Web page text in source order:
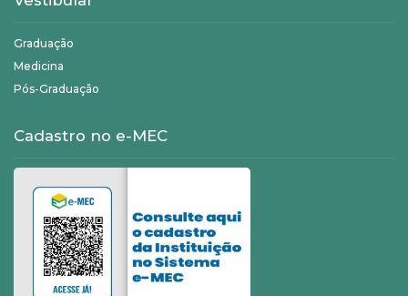
Graduação
Medicina
Pós-Graduação
Cadastro no e-MEC